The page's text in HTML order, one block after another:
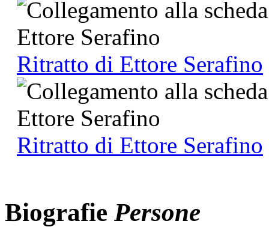
Ritratto di Ettore Serafino
Ritratto di Ettore Serafino
Biografie Persone